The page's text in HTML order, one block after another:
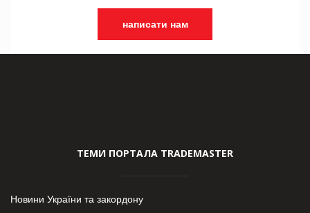
написати нам
ТЕМИ ПОРТАЛА TRADEMASTER
Новини України та закордону